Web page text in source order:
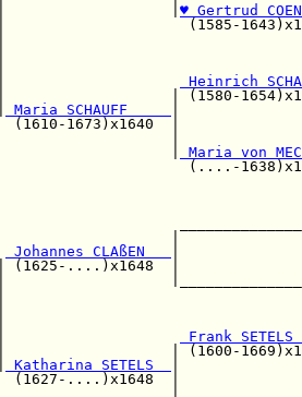
♥ Gertrud
|
Heinrich
|                   |
Maria SCHAUFF
(1610-
Maria von
Johannes CLAßEN
| (1625-
|
Frank
|
Katharina SETELS
(1627-